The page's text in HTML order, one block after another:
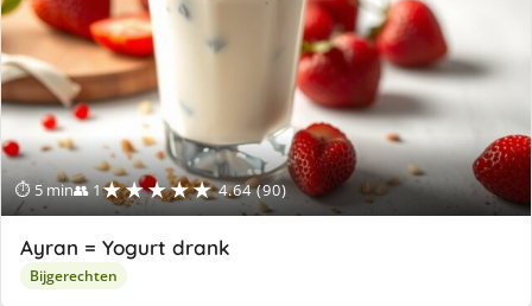
⏱ 5 min👥 1★★★★★ 4.64 (90)
Ayran = Yogurt drank
Bijgerechten